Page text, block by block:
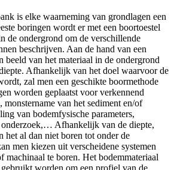
is elke waarneming van grondlagen een
boringen wordt er met een boortoestel
de ondergrond om de verschillende
beschrijven. Aan de hand van een
beeld van het materiaal in de ondergrond
Afhankelijk van het doel waarvoor de
zal men een geschikte boormethode
worden geplaatst voor verkennend
monstername van het sediment en/of
van bodemfysische parameters,
Afhankelijk van de diepte,
het al dan niet boren tot onder de
men kiezen uit verscheidene systemen
machinaal te boren. Het bodemmateriaal